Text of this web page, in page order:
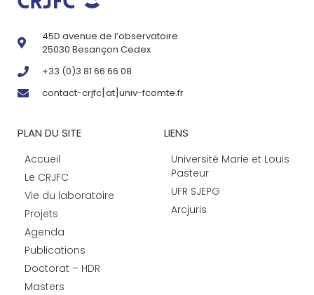
45D avenue de l’observatoire
25030 Besançon Cedex
+33 (0)3 81 66 66 08
contact-crjfc[at]univ-fcomte.fr
PLAN DU SITE
Accueil
Le CRJFC
Vie du laboratoire
Projets
Agenda
Publications
Doctorat – HDR
Masters
LIENS
Université Marie et Louis
Pasteur
UFR SJEPG
Arcjuris